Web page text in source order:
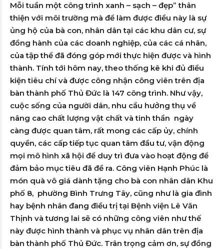
Mỗi tuần một công trình xanh – sạch – đẹp” thân
thiện với môi trường mà để làm được điều này là sự
ủng hộ của bà con, nhân dân tại các khu dân cư, sự
đồng hành của các doanh nghiệp, của các cá nhân,
của tập thể đã đóng góp mới thực hiện được và hình
thành. Tính tới hôm nay, theo thống kê khi đủ điều
kiện tiêu chí và được công nhận công viên trên địa
bàn thành phố Thủ Đức là 147 công trình. Như vậy,
cuộc sống của người dân, nhu cầu hưởng thụ về
nâng cao chất lượng vật chất và tinh thần ngày
càng được quan tâm, rất mong các cấp ủy, chính
quyền, các cấp tiếp tục quan tâm đầu tư, vận động
mọi mô hình xã hội để duy trì đưa vào hoạt động để
đảm bảo mục tiêu đã đề ra. Công viên Hạnh Phúc là
món quà vô giá dành tặng cho bà con nhân dân Khu
phố 8, phường Bình Trưng Tây, cũng như là gia đình
hay bệnh nhân đang điều trị tại Bệnh viện Lê Văn
Thịnh và tương lai sẽ có những công viên như thế
này được hình thành và phục vụ nhân dân trên địa
bàn thành phố Thủ Đức. Trân trọng cảm ơn, sự đồng